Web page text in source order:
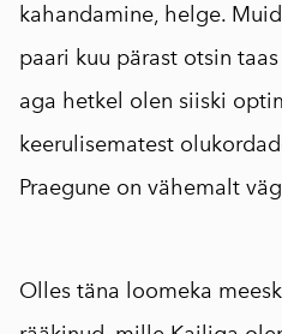
kahandamine, helge.
paari kuu pärast otsin
aga hetkel olen siiski
keerulisematest
Praegune on vähemalt
Olles täna loomeka